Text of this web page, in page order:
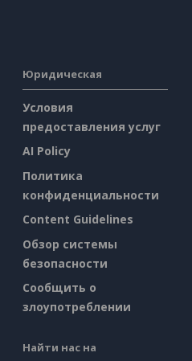
Юридическая
Условия
предоставления услуг
AI Policy
Политика
конфиденциальности
Content Guidelines
Обзор системы
безопасности
Сообщить о
злоупотреблении
Найти нас на